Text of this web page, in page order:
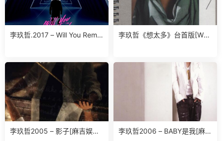
李玖哲.2017 – Will You Reme
李玖哲《想太多》台首版[WA
李玖哲2005 – 影子[麻吉娱乐]
李玖哲2006 – BABY是我[麻吉